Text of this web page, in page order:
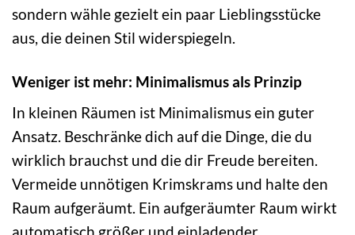
sondern wähle gezielt ein paar Lieblingsstücke
aus, die deinen Stil widerspiegeln.
Weniger ist mehr: Minimalismus als Prinzip
In kleinen Räumen ist Minimalismus ein guter
Ansatz. Beschränke dich auf die Dinge, die du
wirklich brauchst und die dir Freude bereiten.
Vermeide unnötigen Krimskrams und halte den
Raum aufgeräumt. Ein aufgeräumter Raum wirkt